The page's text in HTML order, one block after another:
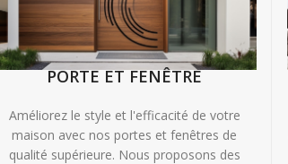
PORTE ET FENÊTRE
Améliorez le style et l'efficacité de votre
maison avec nos portes et fenêtres de
qualité supérieure. Nous proposons des